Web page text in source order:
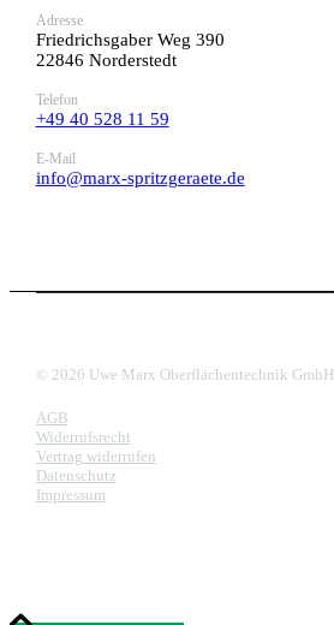
Adresse
Friedrichsgaber Weg 390
22846 Norderstedt
Telefon
+49 40 528 11 59
E-Mail
info@marx-spritzgeraete.de
© 2026 Uwe Marx Oberflächentechnik GmbH
AGB
Widerrufsrecht
Vertrag widerrufen
Datenschutz
Impressum